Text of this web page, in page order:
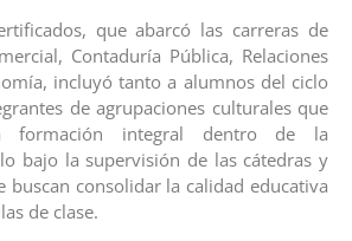
que abarcó las carreras de
Contaduría Pública, Relaciones
incluyó tanto a alumnos del ciclo
de agrupaciones culturales que
formación integral dentro de la
bajo la supervisión de las cátedras y
buscan consolidar la calidad educativa
de clase.